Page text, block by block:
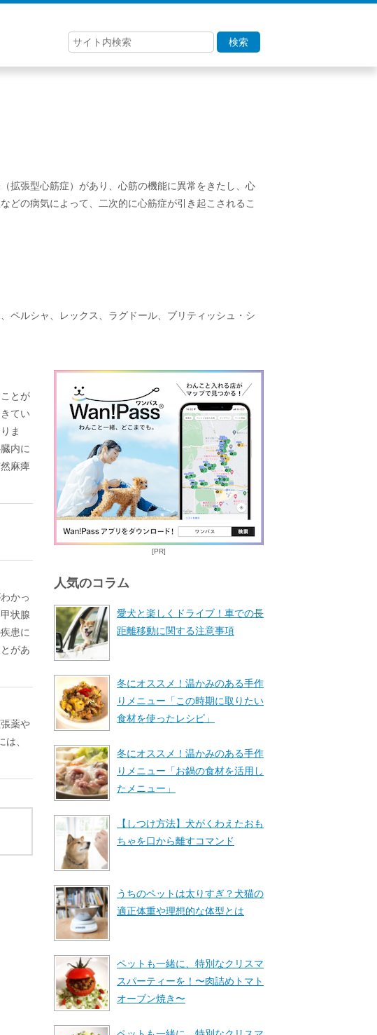
検索
拡張型心筋症）があり、心筋の機能に異常をきたし、心
どの病気によって、二次的に心筋症が引き起こされるこ
ペルシャ、レックス、ラグドール、ブリティッシュ・シ
とが
てい
ま
内に
麻痺
かっ
状腺
患に
があ
薬や
、
[PR]
人気のコラム
愛犬と楽しくドライブ！車での長
距離移動に関する注意事項
冬にオススメ！温かみのある手作
りメニュー「この時期に取りたい
食材を使ったレシピ」
冬にオススメ！温かみのある手作
りメニュー「お鍋の食材を活用し
たメニュー」
【しつけ方法】犬がくわえたおも
ちゃを口から離すコマンド
うちのペットは太りすぎ？犬猫の
適正体重や理想的な体型とは
ペットも一緒に、特別なクリスマ
スパーティーを！〜肉詰めトマト
オーブン焼き〜